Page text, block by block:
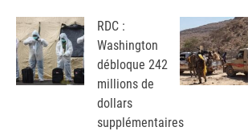
RDC :
Washington
débloque 242
millions de
dollars
supplémentaires